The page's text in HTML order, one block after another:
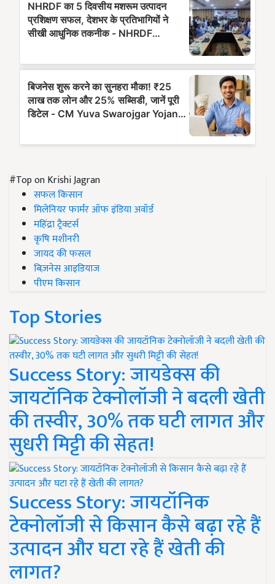
#Top on Krishi Jagran
सफल किसान
मिलेनियर फार्मर ऑफ इंडिया अवॉर्ड
महिंद्रा ट्रैक्टर्स
कृषि मशीनरी
जायद की फसल
बिज़नेस आइडियाज
पीएम किसान
Top Stories
Success Story: जायडेक्स की
जायटॉनिक टेक्नोलॉजी ने बदली खेती
की तस्वीर, 30% तक घटी लागत और
सुधरी मिट्टी की सेहत!
Success Story: जायटॉनिक
टेक्नोलॉजी से किसान कैसे बढ़ा रहे हैं
उत्पादन और घटा रहे हैं खेती की
लागत?